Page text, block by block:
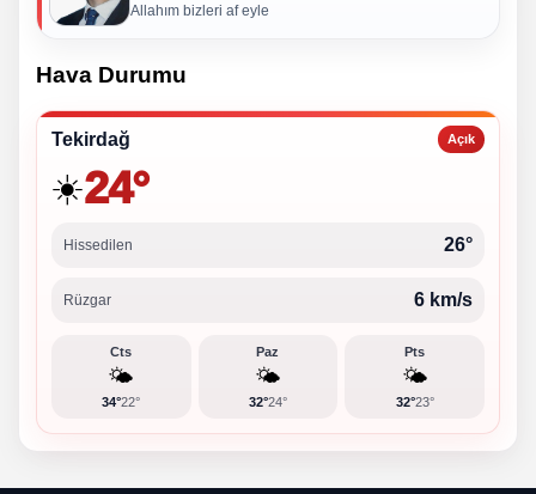
Allahım bizleri af eyle
Hava Durumu
Tekirdağ Açık
☀️24°
Hissedilen 26°
Rüzgar 6 km/s
Cts
🌤️
34°22°
Paz
🌤️
32°24°
Pts
🌤️
32°23°